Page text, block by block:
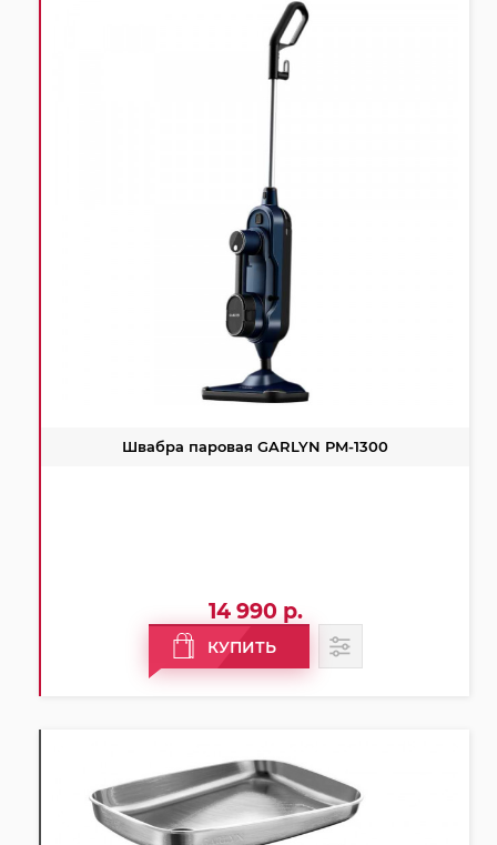
Швабра паровая GARLYN PM-1300
14 990 р.
КУПИТЬ